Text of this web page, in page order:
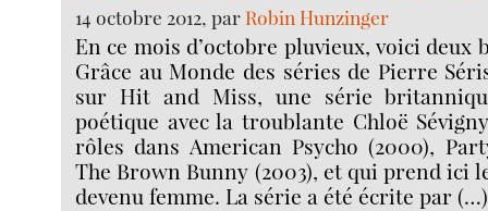
14 octobre 2012, par Robin Hunzinger
En ce mois d’octobre pluvieux, voici deux
Grâce au Monde des séries de Pierre
sur Hit and Miss, une série
poétique avec la troublante Chloë
rôles dans American Psycho (2000),
The Brown Bunny (2003), et qui prend ici
devenu femme. La série a été écrite par (…)